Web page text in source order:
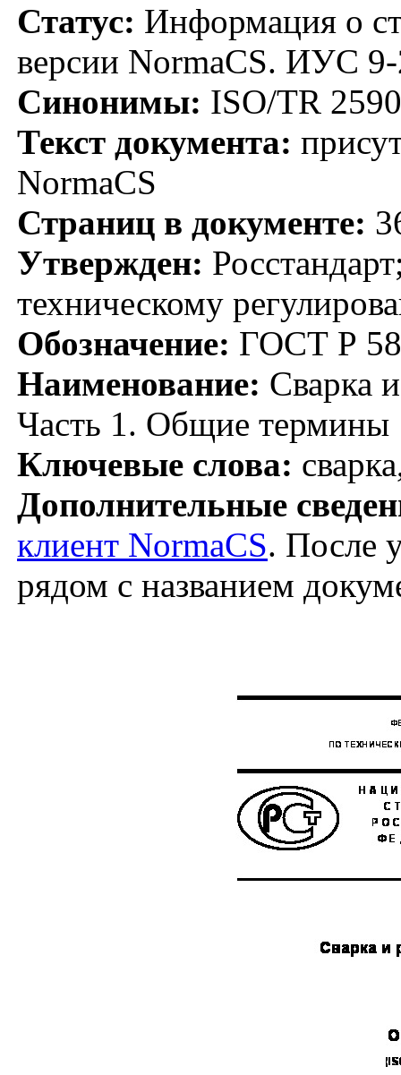
Статус: Информация о
версии NormaCS. ИУС
Синонимы: ISO/TR
Текст документа:
NormaCS
Страниц в документе:
Утвержден:
техническому
Обозначение: ГОСТ Р
Наименование: Сварка
Часть 1. Общие термины
Ключевые слова:
Дополнительные
клиент NormaCS. После
рядом с названием